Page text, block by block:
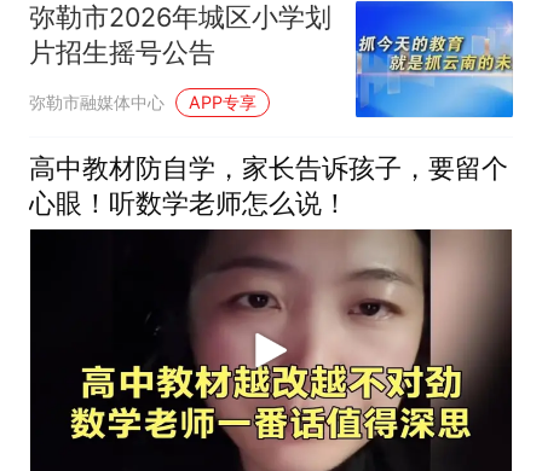
弥勒市2026年城区小学划
片招生摇号公告
弥勒市融媒体中心 APP专享
高中教材防自学，家长告诉孩子，要留个
心眼！听数学老师怎么说！